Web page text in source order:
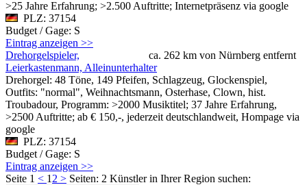
>25 Jahre Erfahrung; >2.500 Auftritte; Internetpräsenz via google
PLZ: 37154
Budget / Gage: S
Eintrag anzeigen >>
ca. 262 km von Nürnberg entfernt
Drehorgelspieler,
Leierkastenmann, Alleinunterhalter
Drehorgel: 48 Töne, 149 Pfeifen, Schlagzeug, Glockenspiel,
Outfits: "normal", Weihnachtsmann, Osterhase, Clown, hist.
Troubadour, Programm: >2000 Musiktitel; 37 Jahre Erfahrung,
>2500 Auftritte; ab € 150,-, jederzeit deutschlandweit, Hompage via
google
PLZ: 37154
Budget / Gage: S
Eintrag anzeigen >>
Seite 1 < 1 2 > Seiten: 2 Künstler in Ihrer Region suchen: